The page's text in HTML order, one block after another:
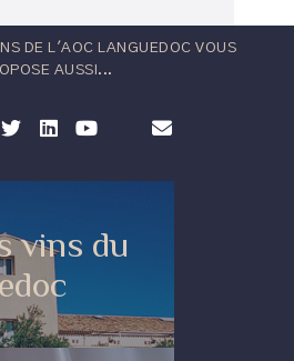
DE L'AOC LANGUEDOC VOUS
AUSSI...
vins du